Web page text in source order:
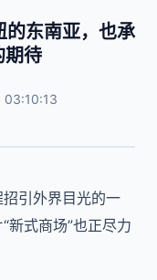
的东南亚，也承
期待
03:10:13
引外界目光的一
新式商场”也正尽力